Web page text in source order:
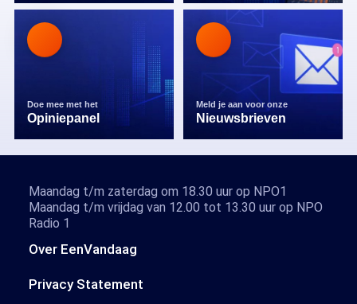
Doe mee met het
Opiniepanel
Meld je aan voor onze
Nieuwsbrieven
Over EenVandaag
Privacy Statement
Maandag t/m zaterdag om 18.30 uur op NPO1
Maandag t/m vrijdag van 12.00 tot 13.30 uur op NPO
Radio 1